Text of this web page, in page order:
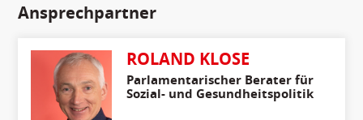
Ansprechpartner
ROLAND KLOSE
Parlamentarischer Berater für
Sozial- und Gesundheitspolitik